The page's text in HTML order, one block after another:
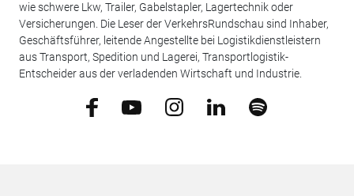
wie schwere Lkw, Trailer, Gabelstapler, Lagertechnik oder
Versicherungen. Die Leser der VerkehrsRundschau sind Inhaber,
Geschäftsführer, leitende Angestellte bei Logistikdienstleistern
aus Transport, Spedition und Lagerei, Transportlogistik-
Entscheider aus der verladenden Wirtschaft und Industrie.